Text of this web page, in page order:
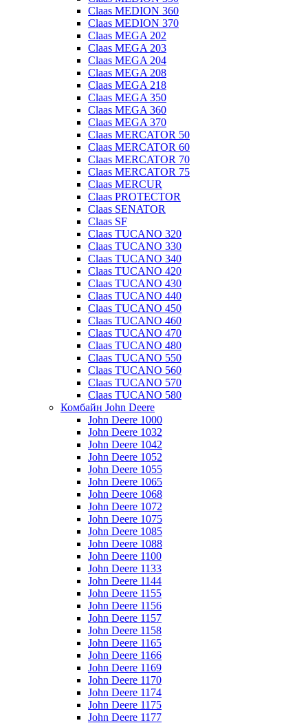
Claas MEDION 360
Claas MEDION 370
Claas MEGA 202
Claas MEGA 203
Claas MEGA 204
Claas MEGA 208
Claas MEGA 218
Claas MEGA 350
Claas MEGA 360
Claas MEGA 370
Claas MERCATOR 50
Claas MERCATOR 60
Claas MERCATOR 70
Claas MERCATOR 75
Claas MERCUR
Claas PROTECTOR
Claas SENATOR
Claas SF
Claas TUCANO 320
Claas TUCANO 330
Claas TUCANO 340
Claas TUCANO 420
Claas TUCANO 430
Claas TUCANO 440
Claas TUCANO 450
Claas TUCANO 460
Claas TUCANO 470
Claas TUCANO 480
Claas TUCANO 550
Claas TUCANO 560
Claas TUCANO 570
Claas TUCANO 580
Комбайн John Deere
John Deere 1000
John Deere 1032
John Deere 1042
John Deere 1052
John Deere 1055
John Deere 1065
John Deere 1068
John Deere 1072
John Deere 1075
John Deere 1085
John Deere 1088
John Deere 1100
John Deere 1133
John Deere 1144
John Deere 1155
John Deere 1156
John Deere 1157
John Deere 1158
John Deere 1165
John Deere 1166
John Deere 1169
John Deere 1170
John Deere 1174
John Deere 1175
John Deere 1177